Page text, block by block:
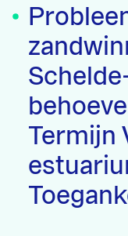
Termijn